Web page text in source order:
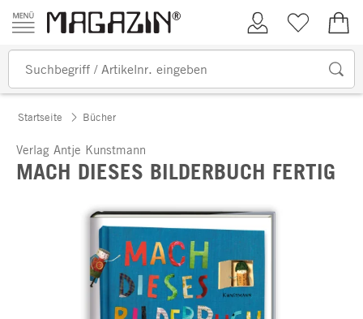
Zum Inhalt springen
Kundenkonto
Merkliste
Startseite Bücher
Verlag Antje Kunstmann
MACH DIESES BILDERBUCH FERTIG